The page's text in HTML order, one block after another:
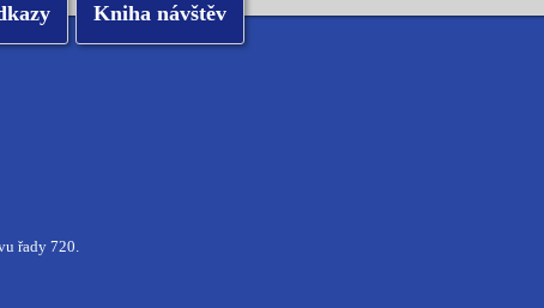
Kniha návštěv
řady 720.